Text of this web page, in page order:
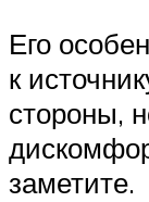
Его
к
стороны,
заметите.